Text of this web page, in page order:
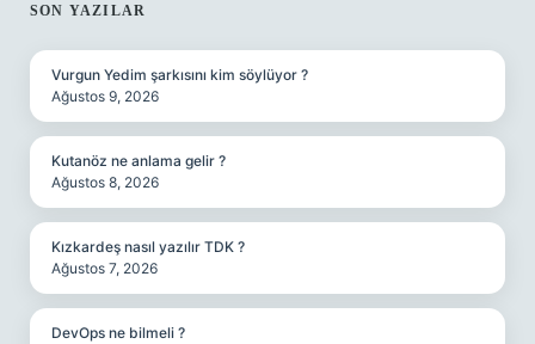
SIDEBAR
SON YAZILAR
Vurgun Yedim şarkısını kim söylüyor ?
Ağustos 9, 2026
Kutanöz ne anlama gelir ?
Ağustos 8, 2026
Kızkardeş nasıl yazılır TDK ?
Ağustos 7, 2026
DevOps ne bilmeli ?